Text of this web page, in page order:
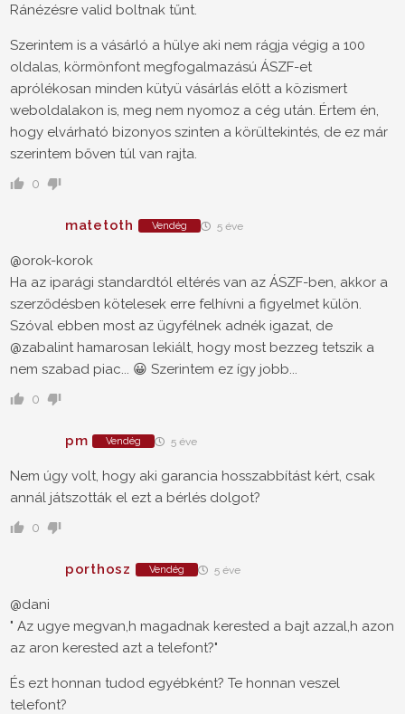
Ránézésre valid boltnak tűnt.
Szerintem is a vásárló a hülye aki nem rágja végig a 100
oldalas, körmönfont megfogalmazású ÁSZF-et
aprólékosan minden kütyü vásárlás előtt a közismert
weboldalakon is, meg nem nyomoz a cég után. Értem én,
hogy elvárható bizonyos szinten a körültekintés, de ez már
szerintem bőven túl van rajta.
0
matetoth Vendég 5 éve
@orok-korok
Ha az iparági standardtól eltérés van az ÁSZF-ben, akkor a
szerződésben kötelesek erre felhívni a figyelmet külön.
Szóval ebben most az ügyfélnek adnék igazat, de
@zabalint hamarosan lekiált, hogy most bezzeg tetszik a
nem szabad piac... 😀 Szerintem ez így jobb...
0
pm Vendég 5 éve
Nem úgy volt, hogy aki garancia hosszabbítást kért, csak
annál játszották el ezt a bérlés dolgot?
0
porthosz Vendég 5 éve
@dani
" Az ugye megvan,h magadnak kerested a bajt azzal,h azon
az aron kerested azt a telefont?"
És ezt honnan tudod egyébként? Te honnan veszel
telefont?